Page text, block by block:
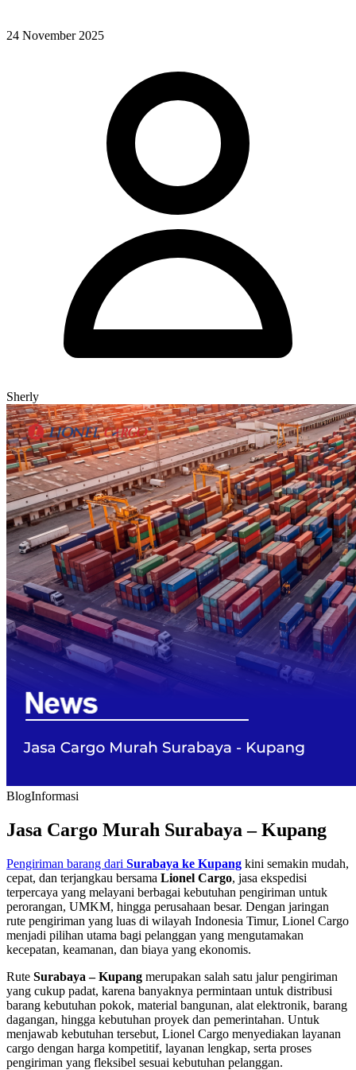
24 November 2025
Sherly
BlogInformasi
Jasa Cargo Murah Surabaya – Kupang
Pengiriman barang dari Surabaya ke Kupang kini semakin mudah,
cepat, dan terjangkau bersama Lionel Cargo, jasa ekspedisi
terpercaya yang melayani berbagai kebutuhan pengiriman untuk
perorangan, UMKM, hingga perusahaan besar. Dengan jaringan
rute pengiriman yang luas di wilayah Indonesia Timur, Lionel Cargo
menjadi pilihan utama bagi pelanggan yang mengutamakan
kecepatan, keamanan, dan biaya yang ekonomis.
Rute Surabaya – Kupang merupakan salah satu jalur pengiriman
yang cukup padat, karena banyaknya permintaan untuk distribusi
barang kebutuhan pokok, material bangunan, alat elektronik, barang
dagangan, hingga kebutuhan proyek dan pemerintahan. Untuk
menjawab kebutuhan tersebut, Lionel Cargo menyediakan layanan
cargo dengan harga kompetitif, layanan lengkap, serta proses
pengiriman yang fleksibel sesuai kebutuhan pelanggan.